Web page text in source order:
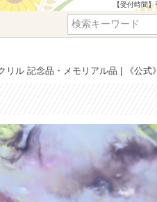
【受付時間
リル 記念品・メモリアル品 | 《公式